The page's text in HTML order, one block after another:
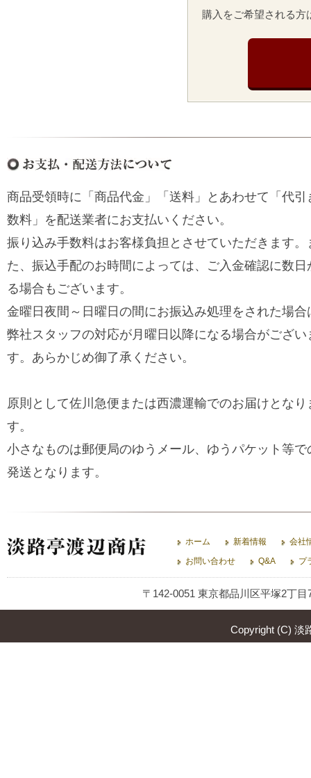
購入をご希望される方
商品受領時に「商品代金」「送料」とあわせて「代引
数料」を配送業者にお支払いください。
振り込み手数料はお客様負担とさせていただきます。
た、振込手配のお時間によっては、ご入金確認に数日
る場合もございます。
金曜日夜間～日曜日の間にお振込み処理をされた場合
弊社スタッフの対応が月曜日以降になる場合がござい
す。あらかじめ御了承ください。
原則として佐川急便または西濃運輸でのお届けとなり
す。
小さなものは郵便局のゆうメール、ゆうパケット等で
発送となります。
ホーム 新着情報
会社
お問い合わせ
Q&A プ
〒142-0051 東京都品川区平塚2丁
Copyright (C) 淡